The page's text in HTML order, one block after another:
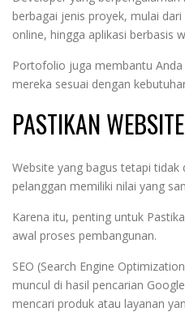
berbagai jenis proyek, mulai
online, hingga aplikasi berbasis
Portofolio juga membantu
mereka sesuai dengan
PASTIKAN
Website yang bagus tetapi tidak
pelanggan memiliki nilai yang
Karena itu, penting untuk
awal proses pembangunan.
SEO (Search Engine
muncul di hasil pencarian
mencari produk atau layanan